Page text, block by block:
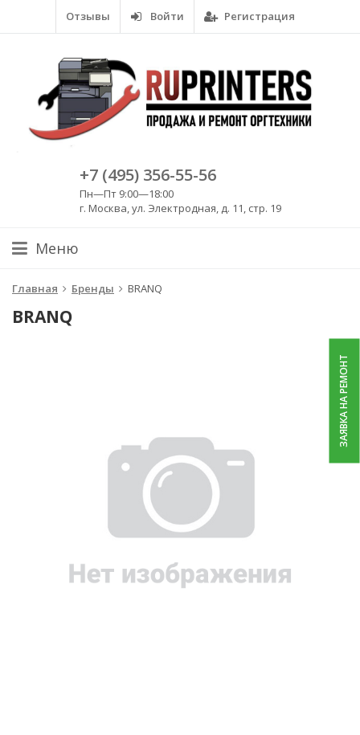
Отзывы Войти Регистрация
+7 (495) 356-55-56
Пн—Пт 9:00—18:00
г. Москва, ул. Электродная, д. 11, стр. 19
Меню
Главная Бренды BRANQ
BRANQ
ЗАЯВКА НА РЕМОНТ